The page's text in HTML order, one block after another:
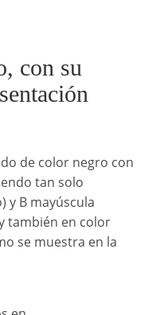
con su
de color negro con
tan solo
y B mayúscula
también en color
se muestra en la